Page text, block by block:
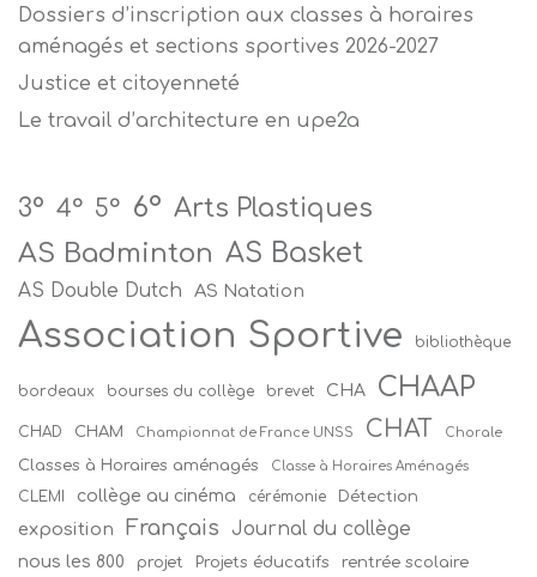
Dossiers d’inscription aux classes à horaires
aménagés et sections sportives 2026-2027
Justice et citoyenneté
Le travail d’architecture en upe2a
3° 4° 5° 6° Arts Plastiques
AS Badminton AS Basket
AS Double Dutch AS Natation
Association Sportive bibliothèque
bordeaux bourses du collège brevet CHA CHAAP
CHAD CHAM Championnat de France UNSS CHAT Chorale
Classes à Horaires aménagés Classe à Horaires Aménagés
CLEMI collège au cinéma cérémonie Détection
exposition Français Journal du collège
nous les 800 projet Projets éducatifs rentrée scolaire